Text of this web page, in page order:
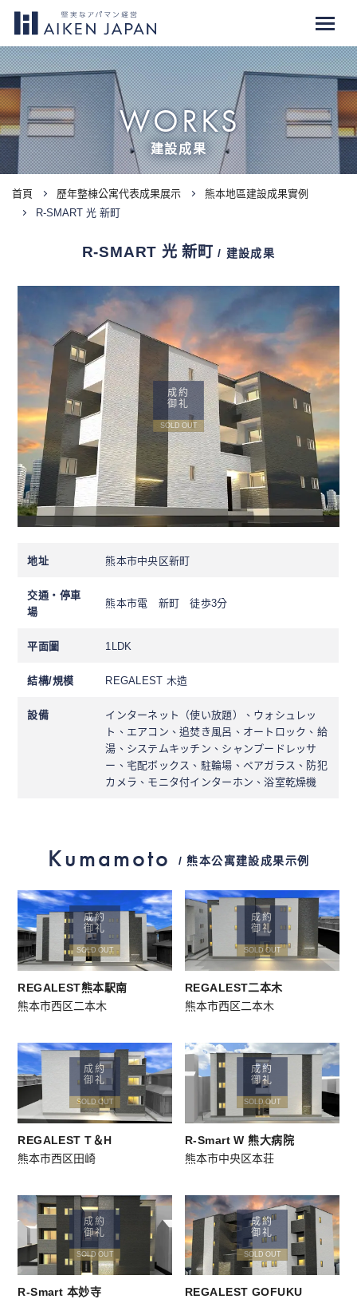
WORKS
建設成果
首頁 歷年整棟公寓代表成果展示
熊本地區建設成果實例
R-SMART 光 新町
R-SMART 光 新町 / 建設成果
成約
御礼
SOLD OUT
地址 熊本市中央区新町
交通・停車
場
熊本市電 新町 徒歩3分
平面圖 1LDK
結構/規模 REGALEST 木造
設備
インターネット（使い放題）、ウォシュレッ
ト、エアコン、追焚き風呂、オートロック、給
湯、システムキッチン、シャンプードレッサ
ー、宅配ボックス、駐輪場、ペアガラス、防犯
カメラ、モニタ付インターホン、浴室乾燥機
Kumamoto / 熊本公寓建設成果示例
成約
御礼
SOLD OUT
REGALEST熊本駅南
熊本市西区二本木
成約
御礼
SOLD OUT
REGALEST二本木
熊本市西区二本木
成約
御礼
SOLD OUT
REGALEST T＆H
熊本市西区田崎
成約
御礼
SOLD OUT
R-Smart W 熊大病院
熊本市中央区本荘
成約
御礼
SOLD OUT
R-Smart 本妙寺
成約
御礼
SOLD OUT
REGALEST GOFUKU